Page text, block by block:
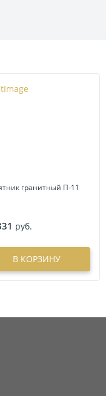
гранитный П-11
руб.
В КОРЗИНУ